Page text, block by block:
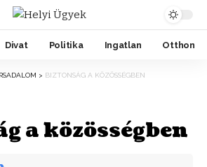
Divat Politika Ingatlan Otthon
> BIZTONSÁG A KÖZÖSSÉGBEN
a közösségben